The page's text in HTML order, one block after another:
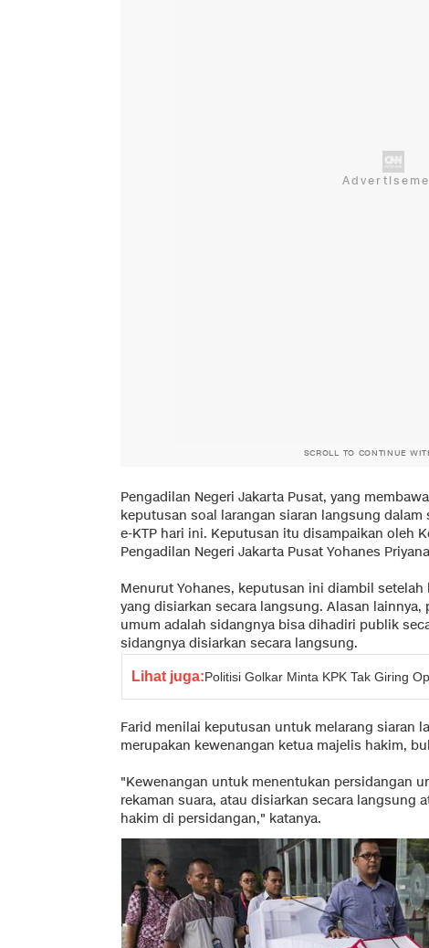
SCROLL TO CONTINUE
Pengadilan Negeri Jakarta Pusat, yang
keputusan soal larangan siaran langsung
e-KTP hari ini. Keputusan itu disampaikan oleh
Pengadilan Negeri Jakarta Pusat Yohanes
Menurut Yohanes, keputusan ini diambil
yang disiarkan secara langsung. Alasan
umum adalah sidangnya bisa dihadiri publik
sidangnya disiarkan secara langsung.
Lihat juga:Politisi Golkar Minta KPK Tak Giring
Farid menilai keputusan untuk melarang siaran
merupakan kewenangan ketua majelis hakim,
"Kewenangan untuk menentukan persidangan
rekaman suara, atau disiarkan secara langsung
hakim di persidangan," katanya.